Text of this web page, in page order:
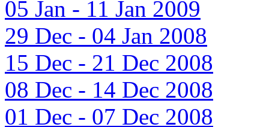
05 Jan - 11 Jan 2009
29 Dec - 04 Jan 2008
15 Dec - 21 Dec 2008
08 Dec - 14 Dec 2008
01 Dec - 07 Dec 2008